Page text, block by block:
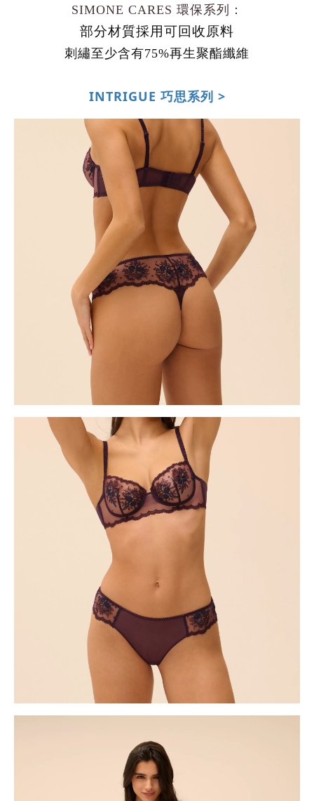
SIMONE CARES 環保系列：
部分材質採用可回收原料
刺繡至少含有75%再生聚酯纖維
INTRIGUE 巧思系列 >